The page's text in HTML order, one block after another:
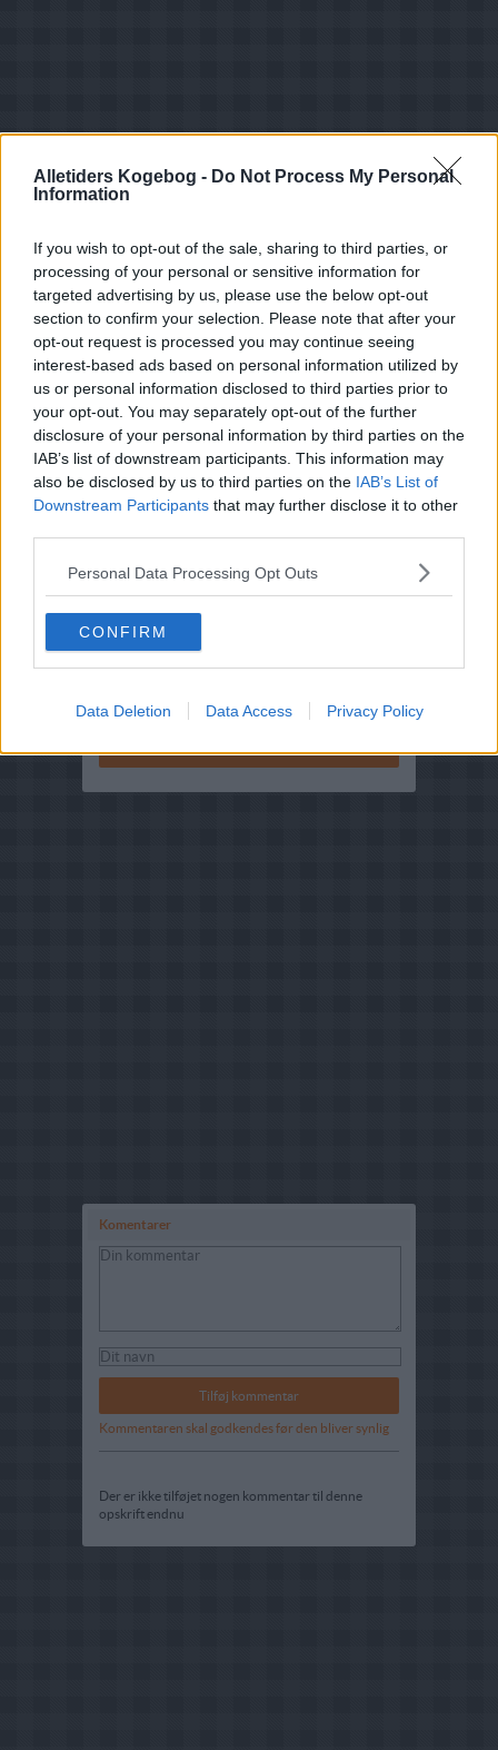
Alletiders Kogebog - Do Not Process My Personal
Information
If you wish to opt-out of the sale, sharing to third parties, or
processing of your personal or sensitive information for
targeted advertising by us, please use the below opt-out
section to confirm your selection. Please note that after your
opt-out request is processed you may continue seeing
interest-based ads based on personal information utilized by
us or personal information disclosed to third parties prior to
your opt-out. You may separately opt-out of the further
disclosure of your personal information by third parties on the
IAB’s list of downstream participants. This information may
also be disclosed by us to third parties on the IAB’s List of
Downstream Participants that may further disclose it to other
Personal Data Processing Opt Outs
CONFIRM
Data Deletion Data Access Privacy Policy
Ret :
Dessert tilbehør
Hovedingrediens :Nødder -Valnødder
Brugernes vurdering:
Komentarer
Kommentaren skal godkendes før den bliver synlig
Der er ikke tilføjet nogen kommentar til denne
opskrift endnu